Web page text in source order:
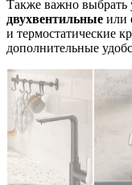
Также важно выбрать
двухвентильные или
и термостатические
дополнительные